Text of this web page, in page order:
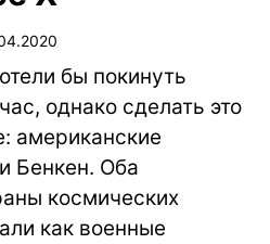
бы покинуть
однако сделать это
американские
Бенкен. Оба
космических
как военные